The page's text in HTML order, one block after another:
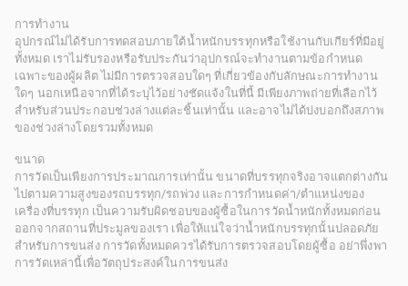
การทำงาน
อุปกรณ์ไม่ได้รับการทดสอบภายใต้น้ำหนักบรรทุกหรือใช้งานกับเกียร์ที่มีอยู่
ทั้งหมด เราไม่รับรองหรือรับประกันว่าอุปกรณ์จะทำงานตามข้อกำหนด
เฉพาะของผู้ผลิต ไม่มีการตรวจสอบใดๆ ที่เกี่ยวข้องกับลักษณะการทำงาน
ใดๆ นอกเหนือจากที่ได้ระบุไว้อย่างชัดแจ้งในที่นี้ มีเพียงภาพถ่ายที่เลือกไว้
สำหรับส่วนประกอบช่วงล่างแต่ละชิ้นเท่านั้น และอาจไม่ได้บ่งบอกถึงสภาพ
ของช่วงล่างโดยรวมทั้งหมด
ขนาด
การวัดเป็นเพียงการประมาณการเท่านั้น ขนาดที่บรรทุกจริงอาจแตกต่างกัน
ไปตามความสูงของรถบรรทุก/รถพ่วง และการกำหนดค่า/ตำแหน่งของ
เครื่องที่บรรทุก เป็นความรับผิดชอบของผู้ซื้อในการวัดน้ำหนักทั้งหมดก่อน
ออกจากสถานที่ประมูลของเรา เพื่อให้แน่ใจว่าน้ำหนักบรรทุกนั้นปลอดภัย
สำหรับการขนส่ง การวัดทั้งหมดควรได้รับการตรวจสอบโดยผู้ซื้อ อย่าพึ่งพา
การวัดเหล่านี้เพื่อวัตถุประสงค์ในการขนส่ง